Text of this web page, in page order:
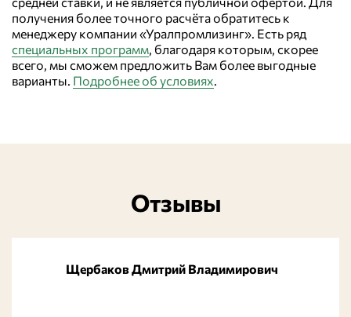
получения более точного расчёта обратитесь к
менеджеру компании «Уралпромлизинг». Есть ряд
специальных программ, благодаря которым, скорее
всего, мы сможем предложить Вам более выгодные
варианты.
Подробнее об условиях.
Отзывы
Щербаков Дмитрий Владимирович